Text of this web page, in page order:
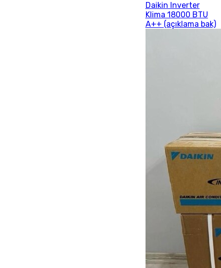
Daikin Inverter
Klima 18000 BTU
A++ (açıklama bak)